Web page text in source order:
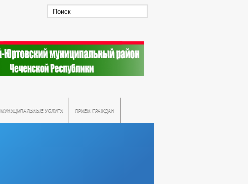
МУНИЦИПАЛЬНЫЕ УСЛУГИ ПРИЕМ ГРАЖДАН